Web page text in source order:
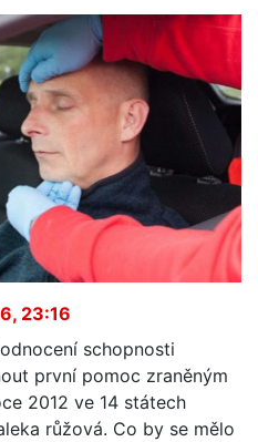
23:16
schopnosti
první pomoc zraněným
2012 ve 14 státech
růžová. Co by se mělo